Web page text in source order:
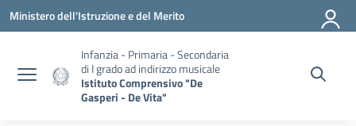
Vai ai contenuti
Vai al menu di navigazione
Vai al footer
Ministero dell'Istruzione e del Merito
Infanzia - Primaria - Secondaria
di I grado ad indirizzo musicale
Istituto Comprensivo "De
Gasperi - De Vita"